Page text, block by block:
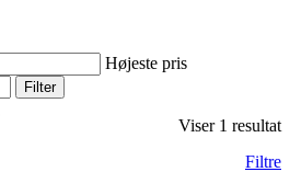
Højeste pris
Filter
Viser 1 resultat
Filtre